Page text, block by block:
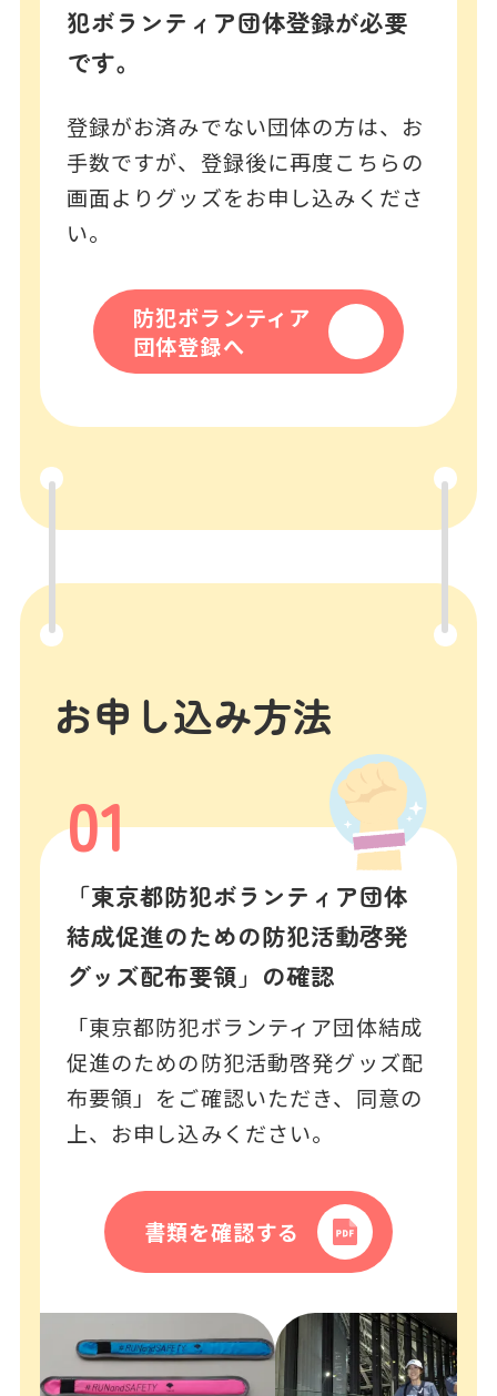
犯ボランティア団体登録が必要
です。
登録がお済みでない団体の方は、お
手数ですが、登録後に再度こちらの
画面よりグッズをお申し込みくださ
い。
防犯ボランティア
団体登録へ
お申し込み方法
01
「東京都防犯ボランティア団体
結成促進のための防犯活動啓発
グッズ配布要領」の確認
「東京都防犯ボランティア団体結成
促進のための防犯活動啓発グッズ配
布要領」をご確認いただき、同意の
上、お申し込みください。
書類を確認する